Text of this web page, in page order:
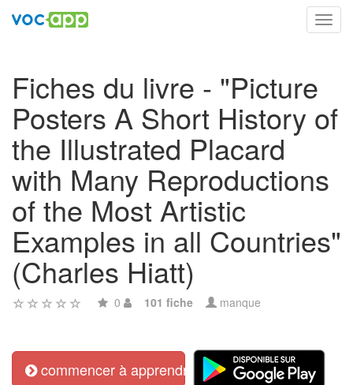
Fiches du livre - "Picture
Posters A Short History of
the Illustrated Placard
with Many Reproductions
of the Most Artistic
Examples in all Countries"
(Charles Hiatt)
0 101 fiche manque
commencer à apprendre